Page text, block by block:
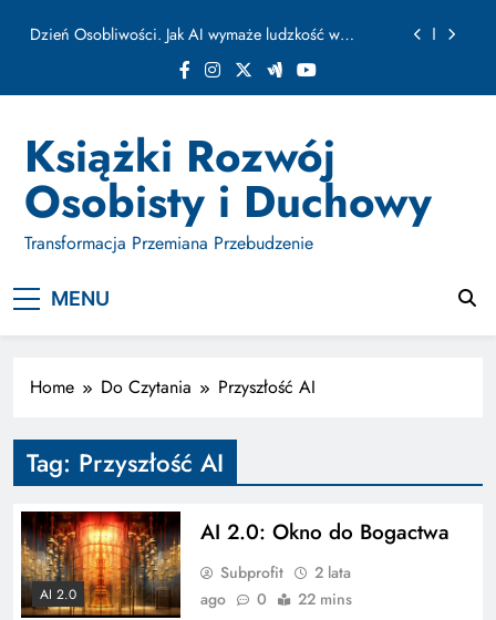
Jak Budować Myślokształty Powodzenia
Jak Projektować i Aktywować Myślokształty dla
Osiągania Celów w Codziennym Życiu
Dzień Osobliwości. Jak AI wymaże ludzkość w
ułamku sekundy
Jak Budować Myślokształty Powodzenia
Osiągania Celów w Codziennym Życiu
Książki Rozwój
Osobisty i Duchowy
Transformacja Przemiana Przebudzenie
MENU
Home Do Czytania Przyszłość AI
Tag: Przyszłość AI
AI 2.0
AI 2.0: Okno do Bogactwa
Subprofit
2 lata
ago
0 22 mins